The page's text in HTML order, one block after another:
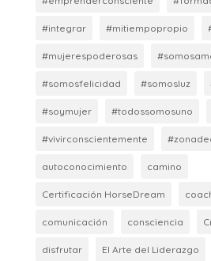
#integrar #mitiempopropio
#mujerespoderosas
#somosfelicidad #somosluz
#soymujer #todossomosuno
#vivirconscientemente
autoconocimiento camino
Certificación HorseDream
comunicación consciencia
disfrutar El Arte del Liderazgo